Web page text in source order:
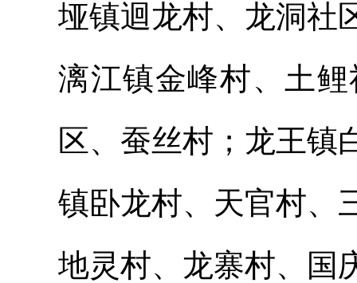
垭镇迴龙村、龙洞社
漓江镇金峰村、土
区、蚕丝村；龙王镇
镇卧龙村、天官村、
地灵村、龙寨村、国